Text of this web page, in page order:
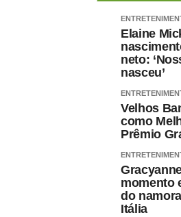
Elaine
neto:
nasceu’
Velhos
como
Prêmio
momento
do
Itália